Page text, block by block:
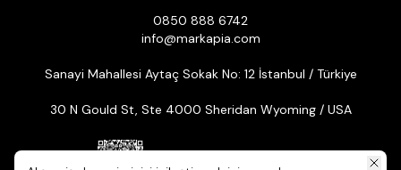
0850 888 6742
info@markapia.com
Sanayi Mahallesi Aytaç Sokak No: 12 İstanbul / Türkiye
30 N Gould St, Ste 4000 Sheridan Wyoming / USA